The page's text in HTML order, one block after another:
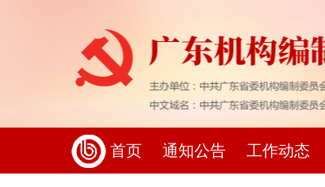
首页 通知公告 工作动态